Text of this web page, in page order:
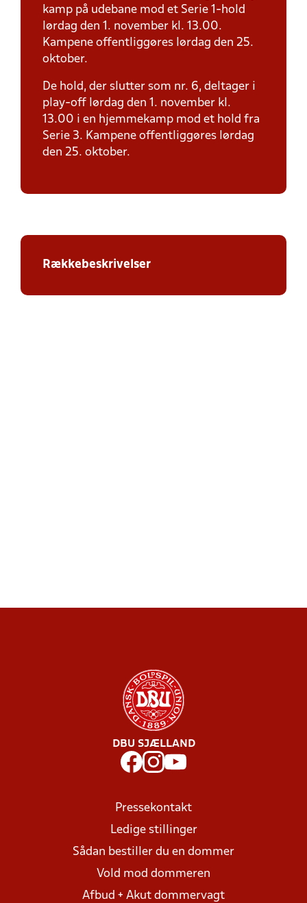
kamp på udebane mod et Serie 1-hold
lørdag den 1. november kl. 13.00.
Kampene offentliggøres lørdag den 25.
oktober.
De hold, der slutter som nr. 6, deltager i
play-off lørdag den 1. november kl.
13.00 i en hjemmekamp mod et hold fra
Serie 3. Kampene offentliggøres lørdag
den 25. oktober.
Rækkebeskrivelser
DBU SJÆLLAND
Pressekontakt
Ledige stillinger
Sådan bestiller du en dommer
Vold mod dommeren
Afbud + Akut dommervagt